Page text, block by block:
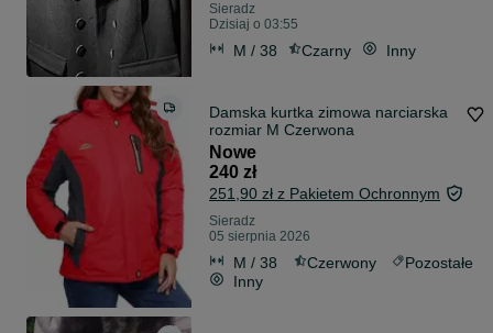
Sieradz
Dzisiaj o 03:55
M / 38 Czarny Inny
Damska kurtka zimowa narciarska
rozmiar M Czerwona
Nowe
240 zł
251,90 zł z Pakietem Ochronnym
Sieradz
05 sierpnia 2026
M / 38 Czerwony
Pozostałe
Inny